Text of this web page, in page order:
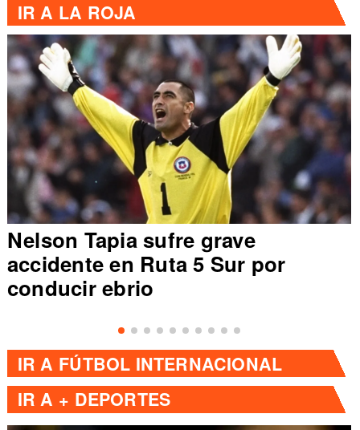
IR A LA ROJA
Nelson Tapia sufre grave
accidente en Ruta 5 Sur por
conducir ebrio
IR A FÚTBOL INTERNACIONAL
IR A + DEPORTES